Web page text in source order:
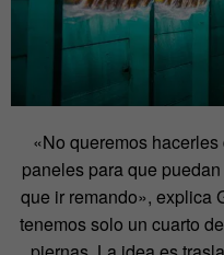
«No queremos
paneles para que
que ir remando», explica
tenemos solo un cuarto